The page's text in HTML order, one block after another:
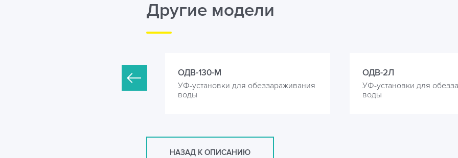
Другие модели
ОДВ-130-М
УФ-установки для обеззараживания
воды
ОДВ-2Л
УФ-установки для
воды
НАЗАД К ОПИСАНИЮ